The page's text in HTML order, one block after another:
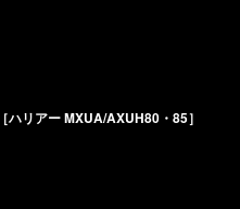
リアー MXUA/AXUH80・85］